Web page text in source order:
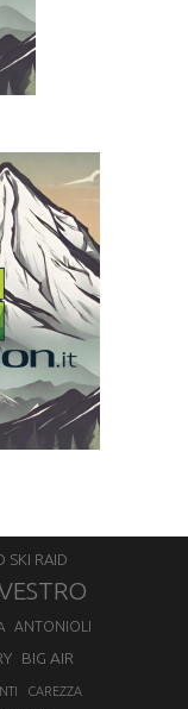
SKI RAID
ANTONIOLI
BIG AIR
CAREZZA